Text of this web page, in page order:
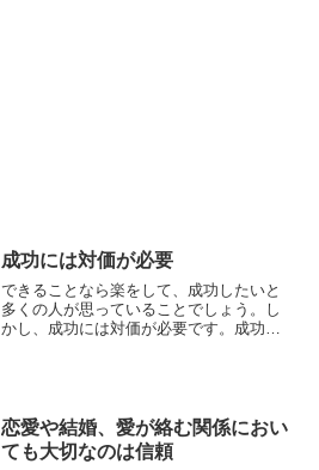
成功には対価が必要
できることなら楽をして、成功したいと
多くの人が思っていることでしょう。し
かし、成功には対価が必要です。成功に
恋愛や結婚、愛が絡む関係におい
ても大切なのは信頼